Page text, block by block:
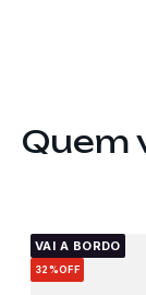
Quem
VAI A BORDO
32%OFF